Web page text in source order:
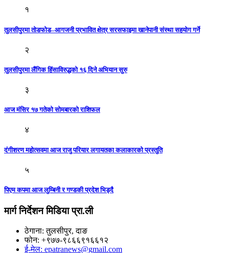
१
तुलसीपुरमा तोडफोड–आगजनी प्रभावित क्षेत्र सरसफाइमा खानेपानी संस्था सहयोग गर्ने
२
तुलसीपुरमा लैंगिक हिंसाविरुद्धको १६ दिने अभियान सुरु
३
आज मंसिर १७ गतेकाे सोमबारकाे राशिफल
४
दंगीशरण महोत्सवमा आज राजु परियार लगायतका कलाकारको प्रस्तुति
५
पिएम कपमा आज लुम्बिनी र गण्डकी प्रदेश भिड्दै
मार्ग निर्देशन मिडिया प्रा.ली
ठेगाना: तुलसीपुर, दाङ
फोन: +९७७-९८६६९१६६१२
ई-मेल: epatranews@gmail.com